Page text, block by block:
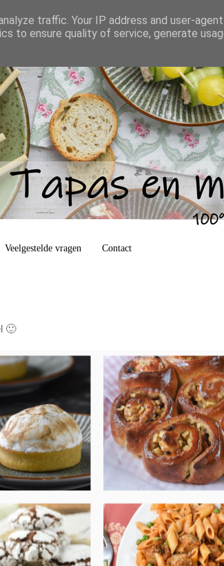
Veelgestelde vragen Contact
🙂
traffic. Your IP address and user-agent
to ensure quality of service, generate